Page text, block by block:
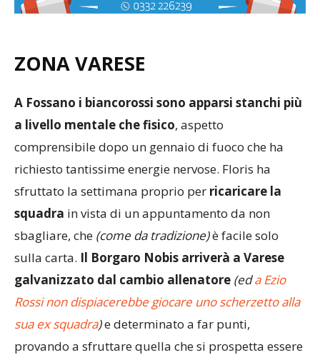
ZONA VARESE
A Fossano i biancorossi sono apparsi stanchi più
a livello mentale che fisico, aspetto
comprensibile dopo un gennaio di fuoco che ha
richiesto tantissime energie nervose. Floris ha
sfruttato la settimana proprio perricaricare la
squadrain vista di un appuntamento da non
sbagliare, che(come da tradizione)è facile solo
sulla carta.Il Borgaro Nobis arriverà a Varese
galvanizzato dal cambio allenatore(eda Ezio
Rossi non dispiacerebbe giocare uno scherzetto alla
sua ex squadra)e determinato a far punti,